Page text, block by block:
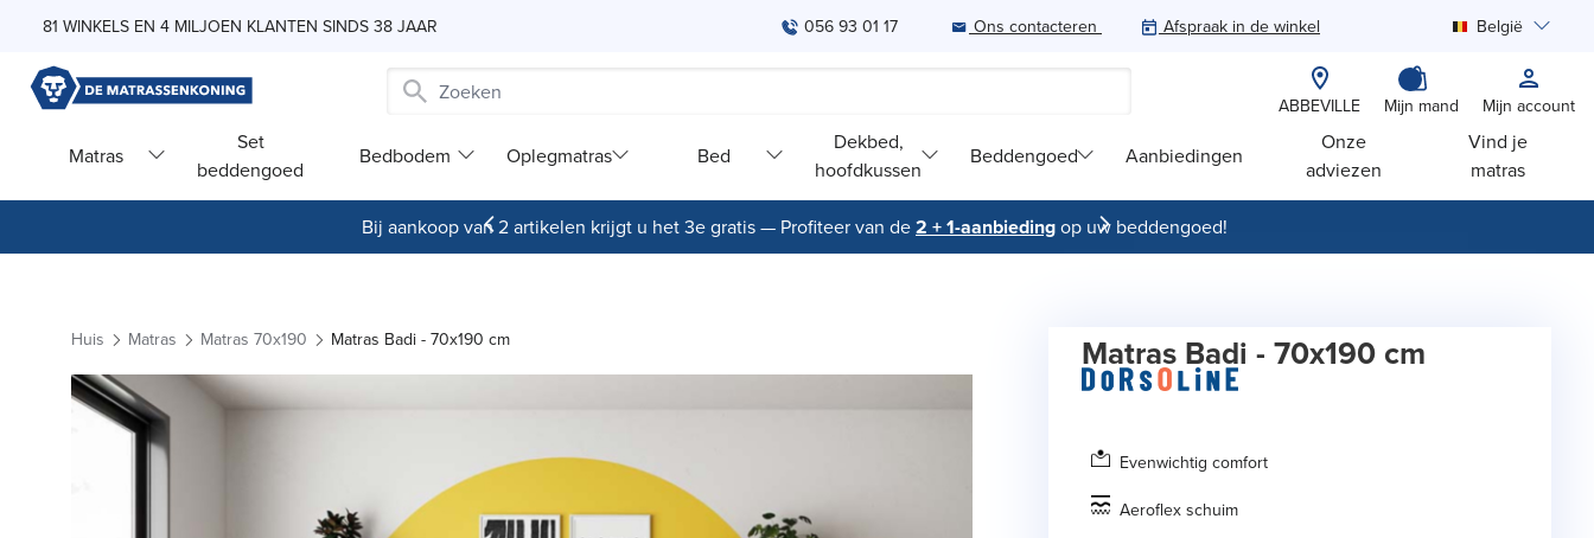
81 WINKELS EN 4 MILJOEN KLANTEN SINDS 38 JAAR 056 93 01 17 Ons contacteren Afspraak in de winkel België
ABBEVILLE Mijn mand Mijn account
Matras
Set
beddengoed
Bedbodem Oplegmatras Bed
Dekbed,
hoofdkussen
Beddengoed Aanbiedingen
Onze
adviezen
Vind je
matras
Bij aankoop van 2 artikelen krijgt u het 3e gratis — Profiteer van de2 + 1-aanbiedingop uw beddengoed!
Huis Matras Matras 70x190 Matras Badi - 70x190 cm Matras Badi - 70x190 cm
Evenwichtig comfort
Aeroflex schuim